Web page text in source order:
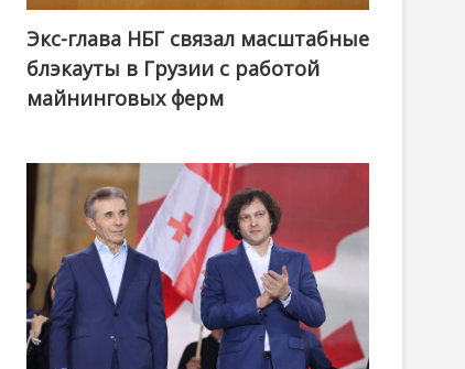
Экс-глава НБГ связал масштабные
блэкауты в Грузии с работой
майнинговых ферм